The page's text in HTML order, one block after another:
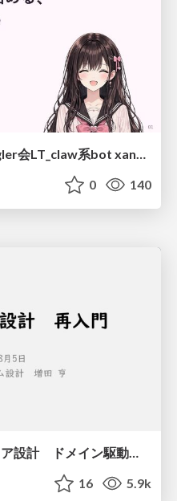
0 140
今こそ聞きたいソフトウェア設計 ドメイン駆動設計再入門
16 5.9k